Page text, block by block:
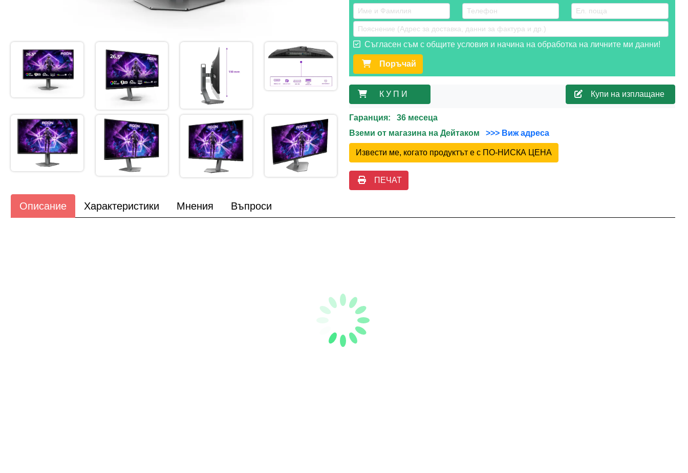
Съгласен съм с общите условия и начина на обработка на личните ми данни!
Поръчай
К У П И Купи на изплащане
Гаранция: 36 месеца
Вземи от магазина на Дейтаком
>>> Виж адреса
Извести ме, когато продуктът е с ПО-НИСКА ЦЕНА
ПЕЧАТ
Описание Характеристики Мнения Въпроси